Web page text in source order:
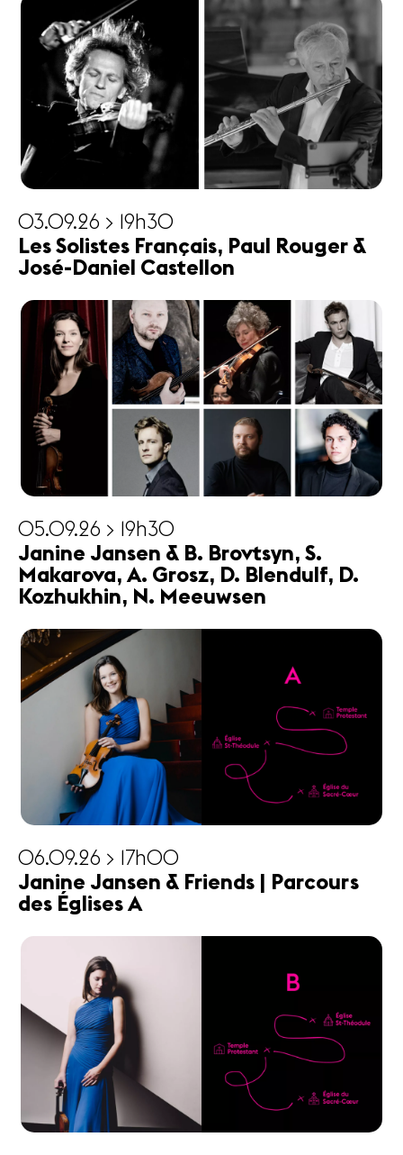
03.09.26 > 19h30
Les Solistes Français, Paul Rouger &
José-Daniel Castellon
05.09.26 > 19h30
Janine Jansen & B. Brovtsyn, S.
Makarova, A. Grosz, D. Blendulf, D.
Kozhukhin, N. Meeuwsen
06.09.26 > 17h00
Janine Jansen & Friends | Parcours
des Églises A